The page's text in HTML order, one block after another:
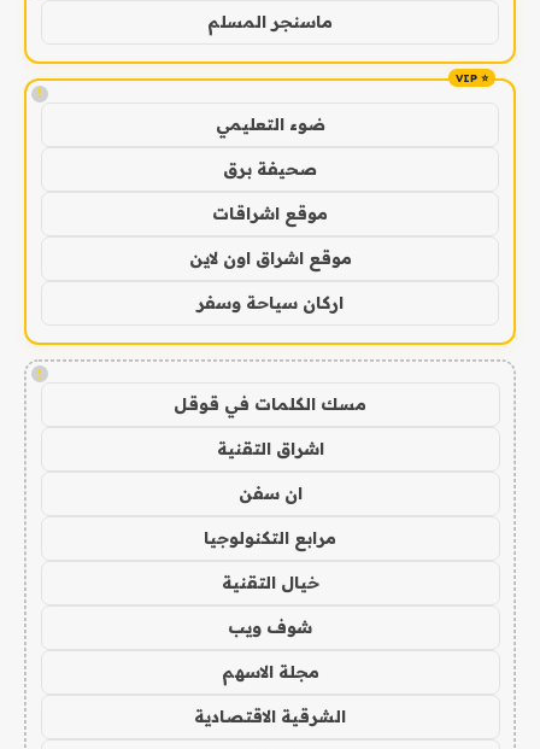
ماسنجر المسلم
!
ضوء التعليمي
صحيفة برق
موقع اشراقات
موقع اشراق اون لاين
اركان سياحة وسفر
!
مسك الكلمات في قوقل
اشراق التقنية
ان سفن
مرابع التكنولوجيا
خيال التقنية
شوف ويب
مجلة الاسهم
الشرقية الاقتصادية